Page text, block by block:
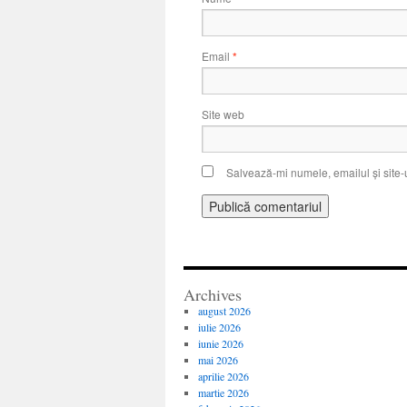
Email *
Site web
Salvează-mi numele, emailul și
Archives
august 2026
iulie 2026
iunie 2026
mai 2026
aprilie 2026
martie 2026